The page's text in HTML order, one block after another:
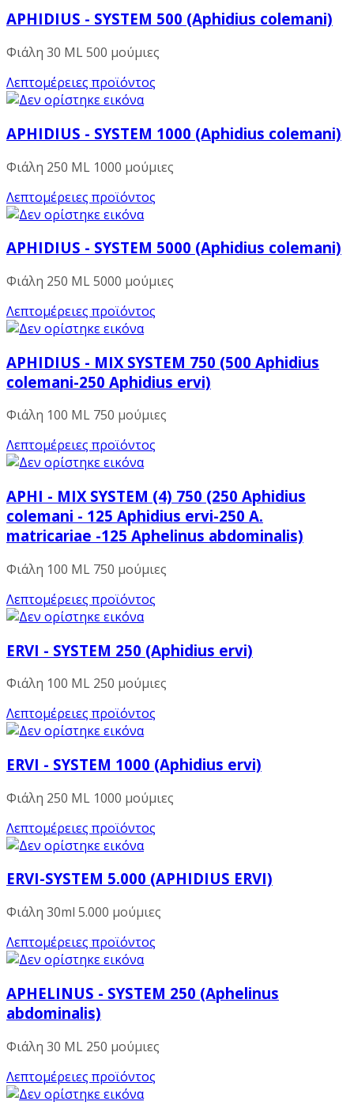
APHIDIUS - SYSTEM 500 (Aphidius colemani)
Φιάλη 30 ML 500 μούμιες
Λεπτομέρειες προϊόντος
APHIDIUS - SYSTEM 1000 (Aphidius colemani)
Φιάλη 250 ML 1000 μούμιες
Λεπτομέρειες προϊόντος
APHIDIUS - SYSTEM 5000 (Aphidius colemani)
Φιάλη 250 ML 5000 μούμιες
Λεπτομέρειες προϊόντος
APHIDIUS - MIX SYSTEM 750 (500 Aphidius
colemani-250 Aphidius ervi)
Φιάλη 100 ML 750 μούμιες
Λεπτομέρειες προϊόντος
APHI - MIX SYSTEM (4) 750 (250 Aphidius
colemani - 125 Aphidius ervi-250 A.
matricariae -125 Aphelinus abdominalis)
Φιάλη 100 ML 750 μούμιες
Λεπτομέρειες προϊόντος
ERVI - SYSTEM 250 (Aphidius ervi)
Φιάλη 100 ML 250 μούμιες
Λεπτομέρειες προϊόντος
ERVI - SYSTEM 1000 (Aphidius ervi)
Φιάλη 250 ML 1000 μούμιες
Λεπτομέρειες προϊόντος
ERVI-SYSTEM 5.000 (APHIDIUS ERVI)
Φιάλη 30ml 5.000 μούμιες
Λεπτομέρειες προϊόντος
APHELINUS - SYSTEM 250 (Aphelinus
abdominalis)
Φιάλη 30 ML 250 μούμιες
Λεπτομέρειες προϊόντος